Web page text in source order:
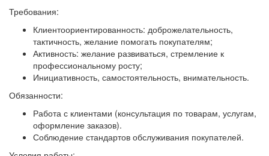
Требования:
Клиентоориентированность: доброжелательность,
тактичность, желание помогать покупателям;
Активность: желание развиваться, стремление к
профессиональному росту;
Инициативность, самостоятельность, внимательность.
Обязанности:
Работа с клиентами (консультация по товарам, услугам,
оформление заказов).
Соблюдение стандартов обслуживания покупателей.